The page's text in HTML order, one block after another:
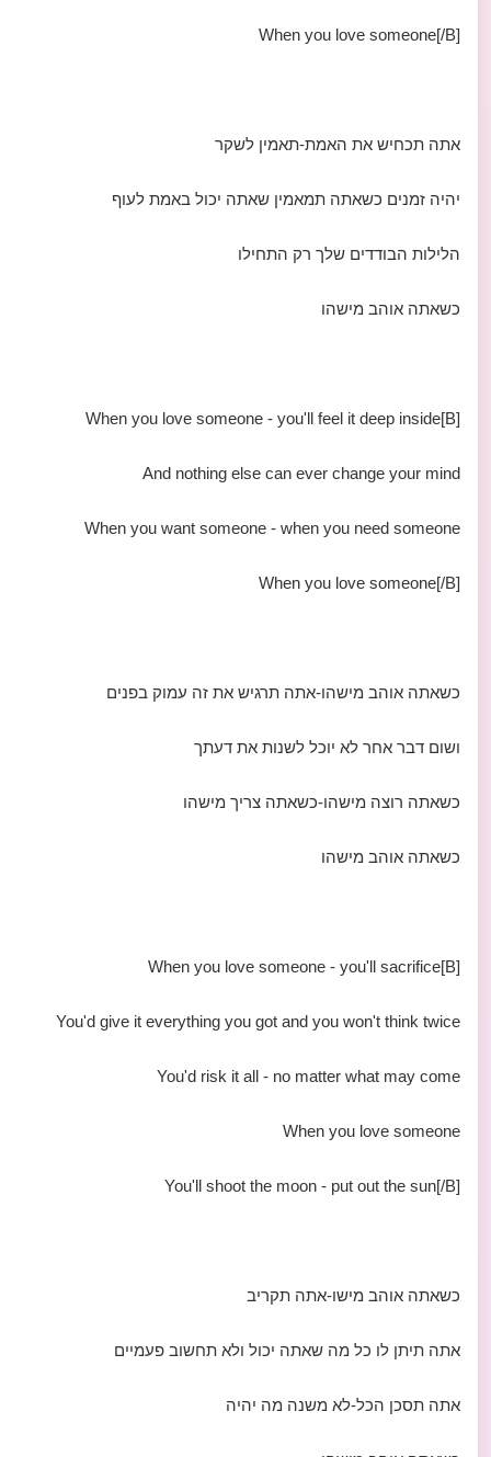
When you love someone[/B]
אתה תכחיש את האמת-תאמין לשקר
יהיה זמנים כשאתה תמאמין שאתה יכול באמת לעוף
הלילות הבודדים שלך רק התחילו
כשאתה אוהב מישהו
[B]When you love someone - you'll feel it deep inside
And nothing else can ever change your mind
When you want someone - when you need someone
When you love someone[/B]
כשאתה אוהב מישהו-אתה תרגיש את זה עמוק בפנים
ושום דבר אחר לא יוכל לשנות את דעתך
כשאתה רוצה מישהו-כשאתה צריך מישהו
כשאתה אוהב מישהו
[B]When you love someone - you'll sacrifice
You'd give it everything you got and you won't think twice
You'd risk it all - no matter what may come
When you love someone
You'll shoot the moon - put out the sun[/B]
כשאתה אוהב מישו-אתה תקריב
אתה תיתן לו כל מה שאתה יכול ולא תחשוב פעמיים
אתה תסכן הכל-לא משנה מה יהיה